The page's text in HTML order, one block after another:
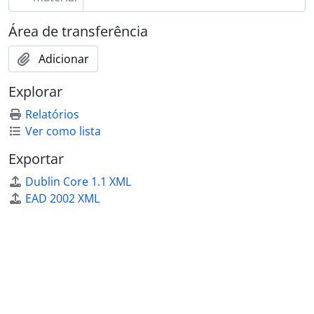
[Subsérie] 063 - César, padre Júlio Cândido, 1926 - ?
[Subsérie] 064 - Cidade, António Hernâni, [s.d.]
[Subsérie] 073 - Comissão das Comemorações do Centenário do Liceu de Portalegre, 1952 - ?
Área de transferência
Adicionar
Explorar
Relatórios
Ver como lista
Exportar
Dublin Core 1.1 XML
EAD 2002 XML